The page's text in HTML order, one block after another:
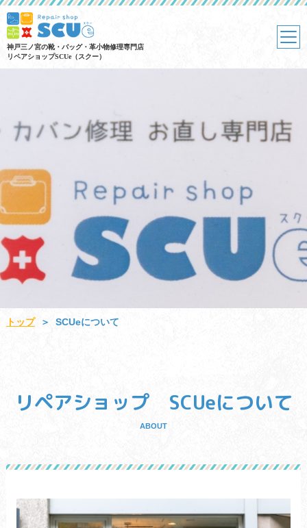
神戸三ノ宮の靴・バッグ・革小物修理専門店
リペアショップSCUe（スクー）
トップ ＞ SCUeについて
リペアショップ SCUeについて
ABOUT